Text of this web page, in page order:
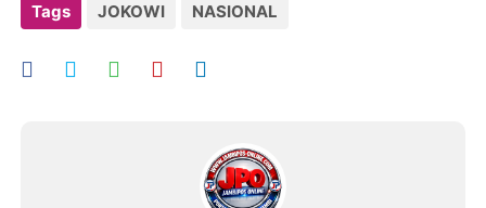
Tags JOKOWI NASIONAL